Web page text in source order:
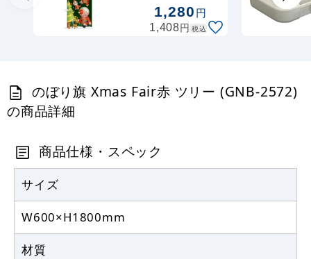
2,552 円 税込
1,280円
1,408円 税込
のぼり旗 Xmas Fair赤 ツリー (GNB-2572)
の商品詳細
商品仕様・スペック
サイズ
W600×H1800mm
材質